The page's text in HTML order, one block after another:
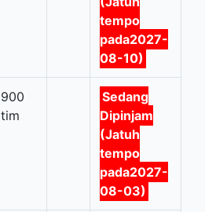
tempo
pada2027-
08-10)
900
tim
Sedang
Dipinjam
(Jatuh
tempo
pada2027-
08-03)